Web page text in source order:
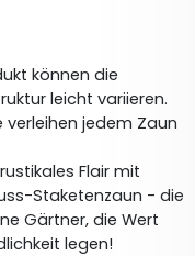
können die
leicht variieren.
verleihen jedem Zaun
Flair mit
Staketenzaun - die
Gärtner, die Wert
legen!